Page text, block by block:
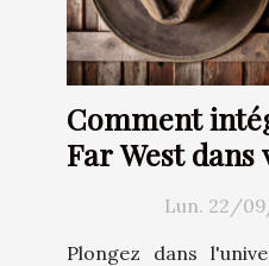
Comment
Far West dans
décoration
Lun. 22/
Plongez dans